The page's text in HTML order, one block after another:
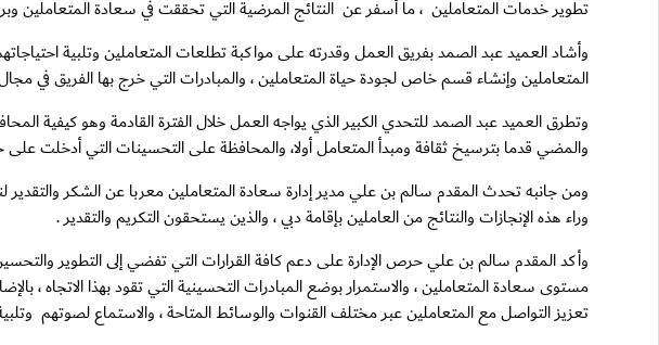
تطوير خدمات المتعاملين ، ما أسفر عن النتائج المرضية التي تحققت في سعادة المتعاملين
وأشاد العميد عبد الصمد بفريق العمل وقدرته على مواكبة تطلعات المتعاملين وتلبية
المتعاملين وإنشاء قسم خاص لجودة حياة المتعاملين ، والمبادرات التي خرج بها الفريق في
وتطرق العميد عبد الصمد للتحدي الكبير الذي يواجه العمل خلال الفترة القادمة وهو كيفية
والمضي قدما بترسيخ ثقافة ومبدأ المتعامل أولا، والمحافظة على التحسينات التي أدخلت على
ومن جانبه تحدث المقدم سالم بن علي مدير إدارة سعادة المتعاملين معربا عن الشكر والتقدير
وراء هذه الإنجازات والنتائج من العاملين بإقامة دبي ، والذين يستحقون التكريم والتقدير .
وأكد المقدم سالم بن علي حرص الإدارة على دعم كافة القرارات التي تفضي إلى التطوير
مستوى سعادة المتعاملين ، والاستمرار بوضع المبادرات التحسينية التي تقود بهذا الاتجاه ،
تعزيز التواصل مع المتعاملين عبر مختلف القنوات والوسائط المتاحة ، والاستماع لصوتهم